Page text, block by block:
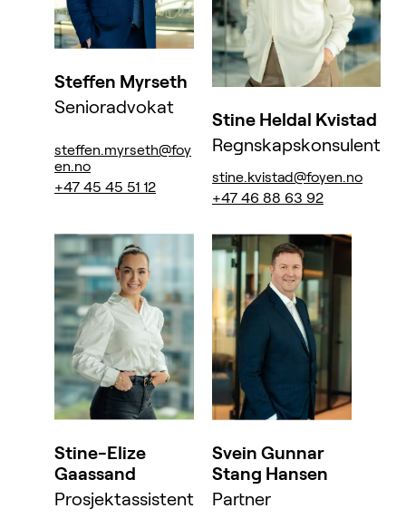
Steffen Myrseth
Senioradvokat
steffen.myrseth@foy
en.no
+47 45 45 51 12
Stine Heldal Kvistad
Regnskapskonsulent
stine.kvistad@foyen.no
+47 46 88 63 92
Stine-Elize
Gaassand
Prosjektassistent
Svein Gunnar
Stang Hansen
Partner